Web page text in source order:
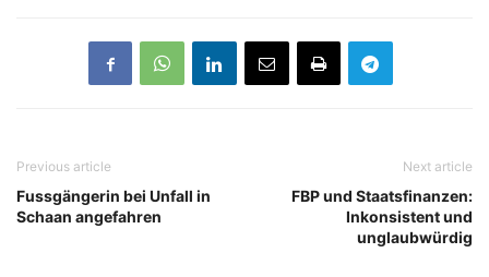
Previous article
Fussgängerin bei Unfall in
Schaan angefahren
Next article
FBP und Staatsfinanzen:
Inkonsistent und
unglaubwürdig